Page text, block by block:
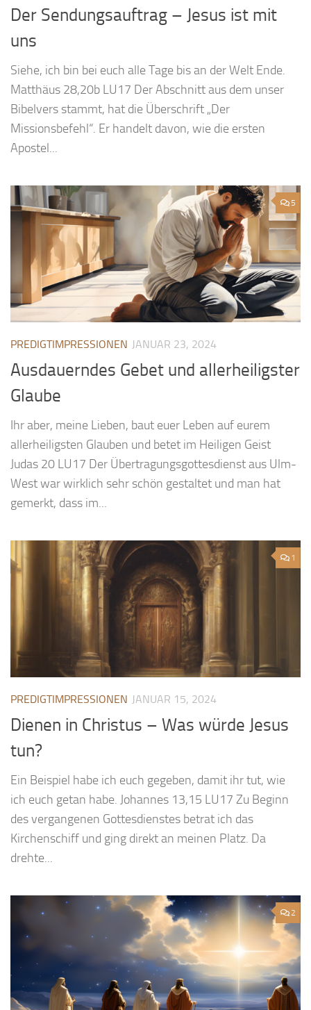
Der Sendungsauftrag – Jesus ist mit
uns
Siehe, ich bin bei euch alle Tage bis an der Welt Ende.
Matthäus 28,20b LU17 Der Abschnitt aus dem unser
Bibelvers stammt, hat die Überschrift „Der
Missionsbefehl“. Er handelt davon, wie die ersten
Apostel...
5
PREDIGTIMPRESSIONEN JANUAR 23, 2024
Ausdauerndes Gebet und allerheiligster
Glaube
Ihr aber, meine Lieben, baut euer Leben auf eurem
allerheiligsten Glauben und betet im Heiligen Geist
Judas 20 LU17 Der Übertragungsgottesdienst aus Ulm-
West war wirklich sehr schön gestaltet und man hat
gemerkt, dass im...
1
PREDIGTIMPRESSIONEN JANUAR 15, 2024
Dienen in Christus – Was würde Jesus
tun?
Ein Beispiel habe ich euch gegeben, damit ihr tut, wie
ich euch getan habe. Johannes 13,15 LU17 Zu Beginn
des vergangenen Gottesdienstes betrat ich das
Kirchenschiff und ging direkt an meinen Platz. Da
drehte...
2